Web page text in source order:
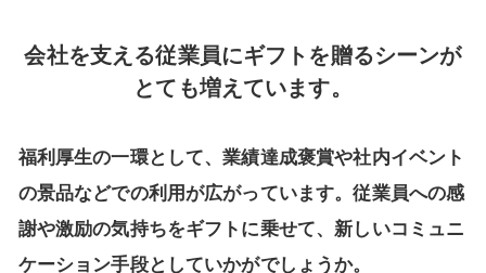
会社を支える従業員にギフトを贈るシーンが
とても増えています。
福利厚生の一環として、業績達成褒賞や社内イベント
の景品などでの利用が広がっています。従業員への感
謝や激励の気持ちをギフトに乗せて、新しいコミュニ
ケーション手段としていかがでしょうか。